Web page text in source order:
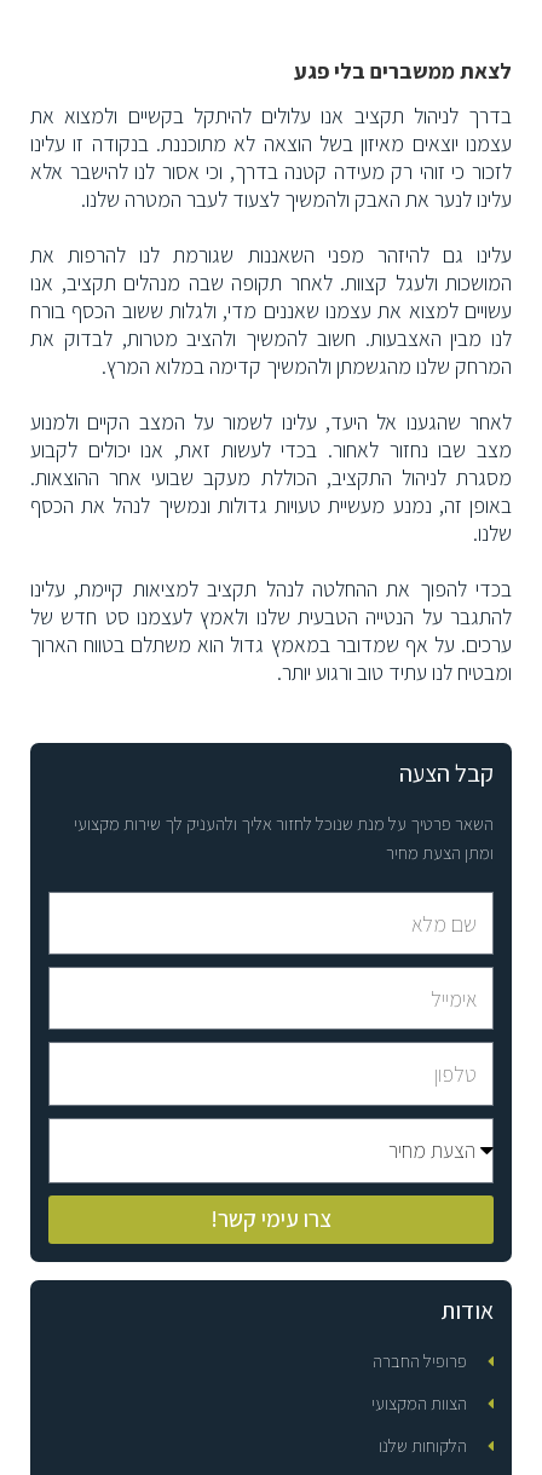
קבל הצעה
השאר פרטיך על מנת שנוכל לחזור אליך ולהעניק לך שירות מקצועי
ומתן הצעת מחיר
צרו עימי קשר!
אודות
פרופיל החברה
הצוות המקצועי
הלקוחות שלנו
לצאת ממשברים בלי פגע
בדרך לניהול תקציב אנו עלולים להיתקל בקשיים ולמצוא את
עצמנו יוצאים מאיזון בשל הוצאה לא מתוכננת. בנקודה זו עלינו
לזכור כי זוהי רק מעידה קטנה בדרך, וכי אסור לנו להישבר אלא
עלינו לנער את האבק ולהמשיך לצעוד לעבר המטרה שלנו.
עלינו גם להיזהר מפני השאננות שגורמת לנו להרפות את
המושכות ולעגל קצוות. לאחר תקופה שבה מנהלים תקציב, אנו
עשויים למצוא את עצמנו שאננים מדי, ולגלות ששוב הכסף בורח
לנו מבין האצבעות. חשוב להמשיך ולהציב מטרות, לבדוק את
המרחק שלנו מהגשמתן ולהמשיך קדימה במלוא המרץ.
לאחר שהגענו אל היעד, עלינו לשמור על המצב הקיים ולמנוע
מצב שבו נחזור לאחור. בכדי לעשות זאת, אנו יכולים לקבוע
מסגרת לניהול התקציב, הכוללת מעקב שבועי אחר ההוצאות.
באופן זה, נמנע מעשיית טעויות גדולות ונמשיך לנהל את הכסף
שלנו.
בכדי להפוך את ההחלטה לנהל תקציב למציאות קיימת, עלינו
להתגבר על הנטייה הטבעית שלנו ולאמץ לעצמנו סט חדש של
ערכים. על אף שמדובר במאמץ גדול הוא משתלם בטווח הארוך
ומבטיח לנו עתיד טוב ורגוע יותר.